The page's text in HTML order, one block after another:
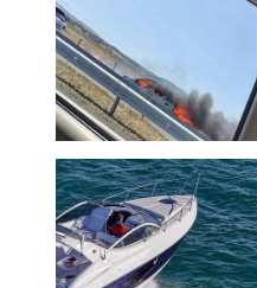
коментар,
сигнализирайте